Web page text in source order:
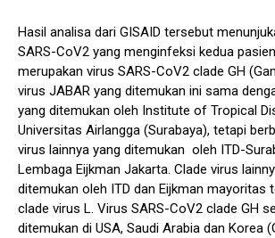
Hasil analisa dari GISAID tersebut
SARS-CoV2 yang menginfeksi kedua
merupakan virus SARS-CoV2 clade GH
virus JABAR yang ditemukan ini sama
yang ditemukan oleh Institute of Tropical
Universitas Airlangga (Surabaya), tetapi
virus lainnya yang ditemukan oleh ITD-
Lembaga Eijkman Jakarta. Clade virus
ditemukan oleh ITD dan Eijkman mayoritas
clade virus L. Virus SARS-CoV2 clade GH
ditemukan di USA, Saudi Arabia dan Korea